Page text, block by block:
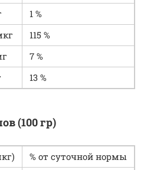
1 %
115 %
7 %
13 %
(100 гр)
% от суточной нормы